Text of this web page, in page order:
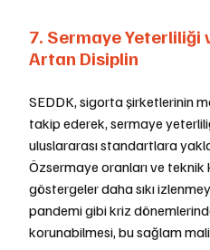
7. Sermaye Yeterliliği
Artan Disiplin
SEDDK, sigorta şirketlerinin
takip ederek, sermaye
uluslararası standartlara
Özsermaye oranları ve teknik
göstergeler daha sıkı
pandemi gibi kriz
korunabilmesi, bu sağlam mali